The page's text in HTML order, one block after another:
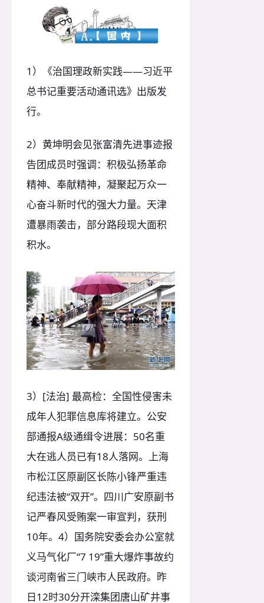
1）《治国理政新实践——习近平
总书记重要活动通讯选》出版发
行。
2）黄坤明会见张富清先进事迹报
告团成员时强调：积极弘扬革命
精神、奉献精神，凝聚起万众一
心奋斗新时代的强大力量。天津
遭暴雨袭击，部分路段现大面积
积水。
3）[法治] 最高检：全国性侵害未
成年人犯罪信息库将建立。公安
部通报A级通缉令进展：50名重
大在逃人员已有18人落网。上海
市松江区原副区长陈小锋严重违
纪违法被“双开”。四川广安原副书
记严春风受贿案一审宣判，获刑
10年。4）国务院安委会办公室就
义马气化厂“7 19”重大爆炸事故约
谈河南省三门峡市人民政府。昨
日12时30分开滦集团唐山矿井事